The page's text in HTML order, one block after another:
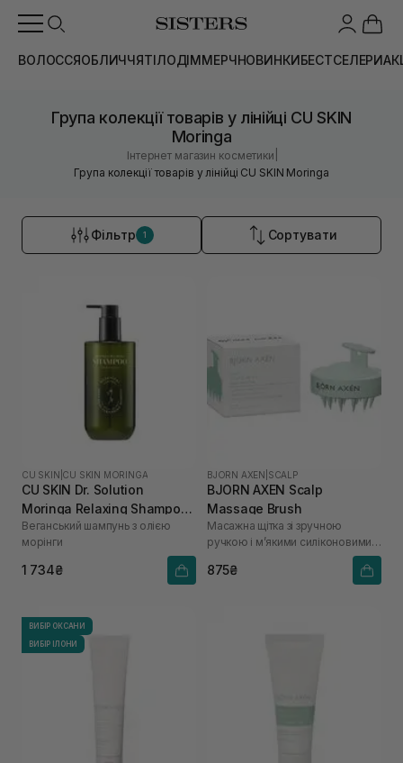
ВОЛОССЯОБЛИЧЧЯТІЛОДІММЕРЧНОВИНКИБЕСТСЕЛЕРИ
Група колекції товарів у лінійці CU SKIN
Moringa
Інтернет магазин косметики
Група колекції товарів у лінійці CU SKIN Moringa
Фільтр 1 Сортувати
CU SKIN CU SKIN MORINGA
CU SKIN Dr. Solution
Moringa Relaxing Shampoo
400 мл
Веганський шампунь з олією
морінги
1 734₴
BJORN AXEN SCALP
BJORN AXEN Scalp
Massage Brush
Масажна щітка зі зручною
ручкою і м’якими силіконовими
875₴
ВИБІР ОКСАНИ
ВИБІР ІЛОНИ